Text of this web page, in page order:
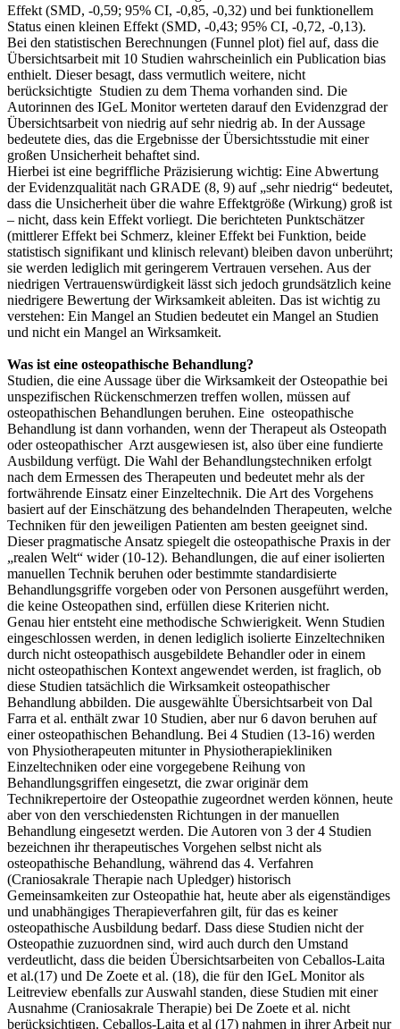
Effekt (SMD, -0,59; 95% CI, -0,85, -0,32) und bei funktionellem
Status einen kleinen Effekt (SMD, -0,43; 95% CI, -0,72, -0,13).
Bei den statistischen Berechnungen (Funnel plot) fiel auf, dass die
Übersichtsarbeit mit 10 Studien wahrscheinlich ein Publication bias
enthielt. Dieser besagt, dass vermutlich weitere, nicht
berücksichtigte Studien zu dem Thema vorhanden sind. Die
Autorinnen des IGeL Monitor werteten darauf den Evidenzgrad der
Übersichtsarbeit von niedrig auf sehr niedrig ab. In der Aussage
bedeutete dies, das die Ergebnisse der Übersichtsstudie mit einer
großen Unsicherheit behaftet sind.
Hierbei ist eine begriffliche Präzisierung wichtig: Eine Abwertung
der Evidenzqualität nach GRADE (8, 9) auf „sehr niedrig“ bedeutet,
dass die Unsicherheit über die wahre Effektgröße (Wirkung) groß ist
– nicht, dass kein Effekt vorliegt. Die berichteten Punktschätzer
(mittlerer Effekt bei Schmerz, kleiner Effekt bei Funktion, beide
statistisch signifikant und klinisch relevant) bleiben davon unberührt;
sie werden lediglich mit geringerem Vertrauen versehen. Aus der
niedrigen Vertrauenswürdigkeit lässt sich jedoch grundsätzlich keine
niedrigere Bewertung der Wirksamkeit ableiten. Das ist wichtig zu
verstehen: Ein Mangel an Studien bedeutet ein Mangel an Studien
und nicht ein Mangel an Wirksamkeit.
Was ist eine osteopathische Behandlung?
Studien, die eine Aussage über die Wirksamkeit der Osteopathie bei
unspezifischen Rückenschmerzen treffen wollen, müssen auf
osteopathischen Behandlungen beruhen. Eine osteopathische
Behandlung ist dann vorhanden, wenn der Therapeut als Osteopath
oder osteopathischer Arzt ausgewiesen ist, also über eine fundierte
Ausbildung verfügt. Die Wahl der Behandlungstechniken erfolgt
nach dem Ermessen des Therapeuten und bedeutet mehr als der
fortwährende Einsatz einer Einzeltechnik. Die Art des Vorgehens
basiert auf der Einschätzung des behandelnden Therapeuten, welche
Techniken für den jeweiligen Patienten am besten geeignet sind.
Dieser pragmatische Ansatz spiegelt die osteopathische Praxis in der
„realen Welt“ wider (10-12). Behandlungen, die auf einer isolierten
manuellen Technik beruhen oder bestimmte standardisierte
Behandlungsgriffe vorgeben oder von Personen ausgeführt werden,
die keine Osteopathen sind, erfüllen diese Kriterien nicht.
Genau hier entsteht eine methodische Schwierigkeit. Wenn Studien
eingeschlossen werden, in denen lediglich isolierte Einzeltechniken
durch nicht osteopathisch ausgebildete Behandler oder in einem
nicht osteopathischen Kontext angewendet werden, ist fraglich, ob
diese Studien tatsächlich die Wirksamkeit osteopathischer
Behandlung abbilden. Die ausgewählte Übersichtsarbeit von Dal
Farra et al. enthält zwar 10 Studien, aber nur 6 davon beruhen auf
einer osteopathischen Behandlung. Bei 4 Studien (13-16) werden
von Physiotherapeuten mitunter in Physiotherapiekliniken
Einzeltechniken oder eine vorgegebene Reihung von
Behandlungsgriffen eingesetzt, die zwar originär dem
Technikrepertoire der Osteopathie zugeordnet werden können, heute
aber von den verschiedensten Richtungen in der manuellen
Behandlung eingesetzt werden. Die Autoren von 3 der 4 Studien
bezeichnen ihr therapeutisches Vorgehen selbst nicht als
osteopathische Behandlung, während das 4. Verfahren
(Craniosakrale Therapie nach Upledger) historisch
Gemeinsamkeiten zur Osteopathie hat, heute aber als eigenständiges
und unabhängiges Therapieverfahren gilt, für das es keiner
osteopathische Ausbildung bedarf. Dass diese Studien nicht der
Osteopathie zuzuordnen sind, wird auch durch den Umstand
verdeutlicht, dass die beiden Übersichtsarbeiten von Ceballos-Laita
et al.(17) und De Zoete et al. (18), die für den IGeL Monitor als
Leitreview ebenfalls zur Auswahl standen, diese Studien mit einer
Ausnahme (Craniosakrale Therapie) bei De Zoete et al. nicht
berücksichtigen. Ceballos-Laita et al (17) nahmen in ihrer Arbeit nur